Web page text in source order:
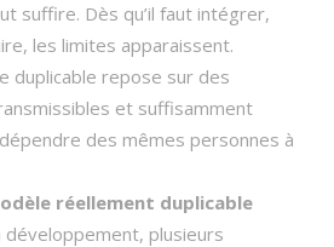
suffire. Dès qu’il faut intégrer,
les limites apparaissent.
duplicable repose sur des
et suffisamment
des mêmes personnes à
réellement duplicable
développement, plusieurs